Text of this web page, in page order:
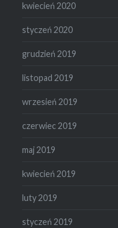
kwiecień 2020
styczeń 2020
grudzień 2019
listopad 2019
wrzesień 2019
czerwiec 2019
maj 2019
kwiecień 2019
luty 2019
styczeń 2019